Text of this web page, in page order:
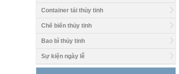
Container tải thủy tinh
Chế biến thủy tinh
Bao bì thủy tinh
Sự kiện ngày lễ
Giá tốt 1/2 nhà máy sản
inch, 12 nhà chế tạo mặt
bàn bằng kính cường lực